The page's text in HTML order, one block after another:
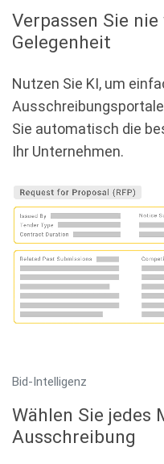
Technical
Karriere bei
Secondary Menu
Verpassen Sie
Gelegenheit
Nutzen Sie KI, um
Sie automatisch die
Ihr Unternehmen.
Bid-Intelligenz
Wählen Sie jedes
Ausschreibung